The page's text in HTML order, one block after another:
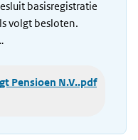
basisregistratie
volgt besloten.
Pensioen N.V..pdf